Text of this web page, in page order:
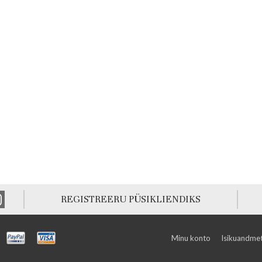
REGISTREERU PÜSIKLIENDIKS
Minu konto